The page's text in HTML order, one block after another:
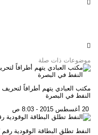
موضوعات ذات صلة
مكتب العبادي يتهم أطرافاً
النفط في البصرة
النفط تطلق البطاقة الوقودية رقم